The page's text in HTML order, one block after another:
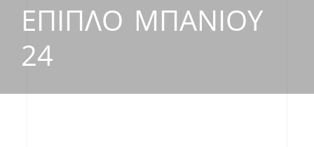
ΈΠΙΠΛΟ ΜΠΆΝΙΟΥ
24